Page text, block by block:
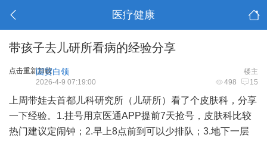
医疗健康
带孩子去儿研所看病的经验分享
点击重新加载 楼主
国贸白领
498 15
2026-4-9 07:19:00
上周带娃去首都儿科研究所（儿研所）看了个皮肤科，分享
一下经验。1.挂号用京医通APP提前7天抢号，皮肤科比较
热门建议定闹钟；2.早上8点前到可以少排队；3.地下一层